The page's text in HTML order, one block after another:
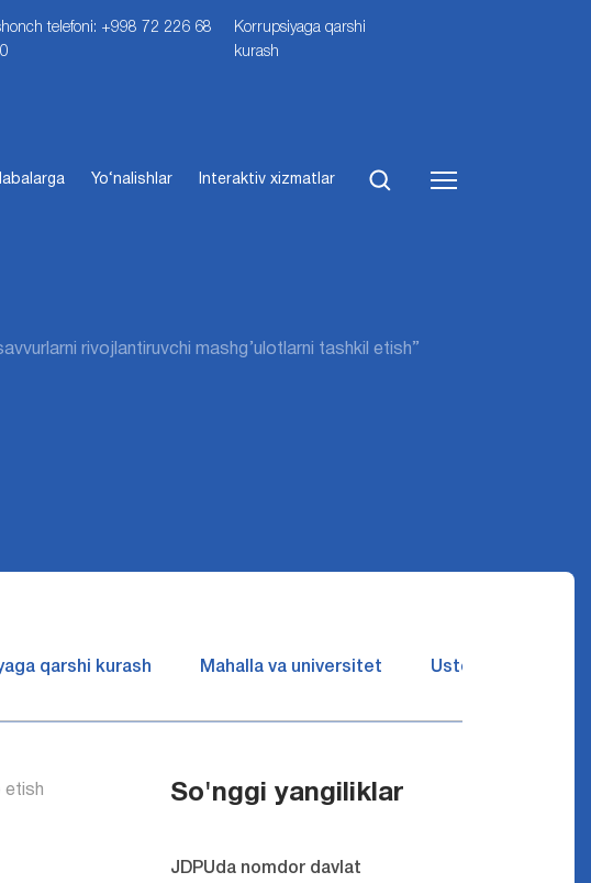
telefoni: +998 72 226 68
Korrupsiyaga qarshi
kurash
Yo‘nalishlar Interaktiv xizmatlar
rivojlantiruvchi mashg’ulotlarni tashkil etish”
qarshi kurash Mahalla va universitet Ustozlar suhbatin
etish So'nggi yangiliklar
JDPUda nomdor davlat